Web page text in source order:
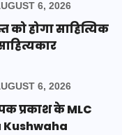
6, 2026
को होगा साहित्यिक
6, 2026
प्रकाश के MLC